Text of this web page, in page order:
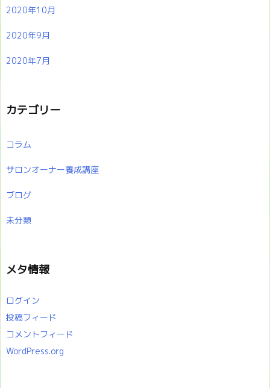
2020年10月
2020年9月
2020年7月
カテゴリー
コラム
サロンオーナー養成講座
ブログ
未分類
メタ情報
ログイン
投稿フィード
コメントフィード
WordPress.org